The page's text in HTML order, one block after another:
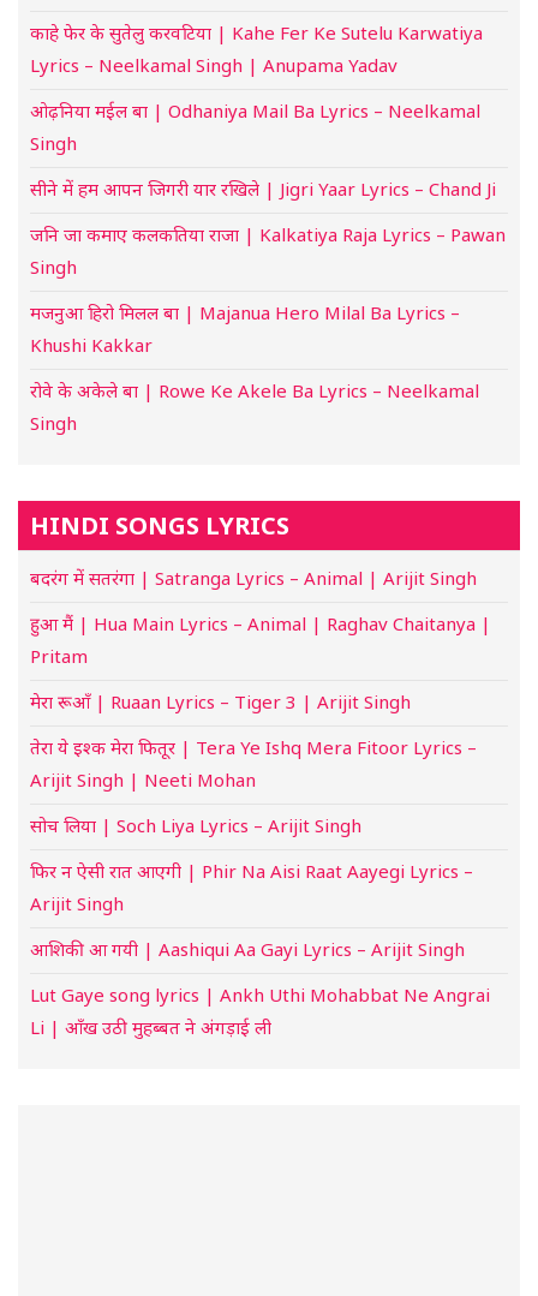
काहे फेर के सुतेलु करवटिया | Kahe Fer Ke Sutelu Karwatiya
Lyrics – Neelkamal Singh | Anupama Yadav
ओढ़निया मईल बा | Odhaniya Mail Ba Lyrics – Neelkamal
Singh
सीने में हम आपन जिगरी यार रखिले | Jigri Yaar Lyrics – Chand Ji
जनि जा कमाए कलकतिया राजा | Kalkatiya Raja Lyrics – Pawan
Singh
मजनुआ हिरो मिलल बा | Majanua Hero Milal Ba Lyrics –
Khushi Kakkar
रोवे के अकेले बा | Rowe Ke Akele Ba Lyrics – Neelkamal
Singh
HINDI SONGS LYRICS
बदरंग में सतरंगा | Satranga Lyrics – Animal | Arijit Singh
हुआ मैं | Hua Main Lyrics – Animal | Raghav Chaitanya |
Pritam
मेरा रूआँ | Ruaan Lyrics – Tiger 3 | Arijit Singh
तेरा ये इश्क मेरा फितूर | Tera Ye Ishq Mera Fitoor Lyrics –
Arijit Singh | Neeti Mohan
सोच लिया | Soch Liya Lyrics – Arijit Singh
फिर न ऐसी रात आएगी | Phir Na Aisi Raat Aayegi Lyrics –
Arijit Singh
आशिकी आ गयी | Aashiqui Aa Gayi Lyrics – Arijit Singh
Lut Gaye song lyrics | Ankh Uthi Mohabbat Ne Angrai
Li | आँख उठी मुहब्बत ने अंगड़ाई ली